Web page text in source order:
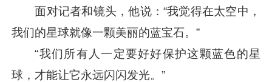
面对记者和镜头，他说：“我觉得在太空中，
我们的星球就像一颗美丽的蓝宝石。”
“我们所有人一定要好好保护这颗蓝色的星
球，才能让它永远闪闪发光。”